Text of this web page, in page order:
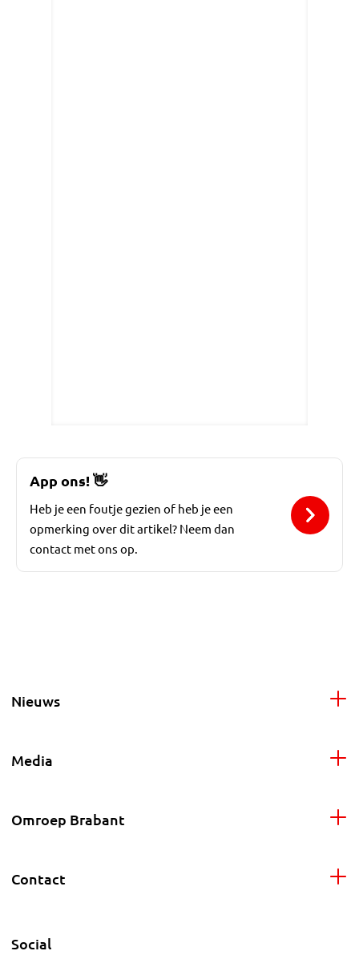
App ons!👋
Heb je een foutje gezien of heb je een
opmerking over dit artikel? Neem dan
contact met ons op.
Nieuws
Media
Omroep Brabant
Contact
Social